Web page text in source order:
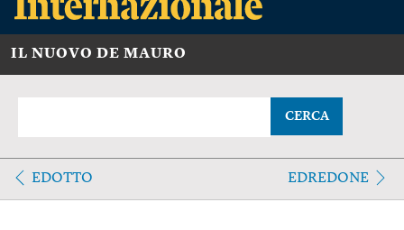
IL NUOVO DE MAURO
CERCA
EDOTTO EDREDONE